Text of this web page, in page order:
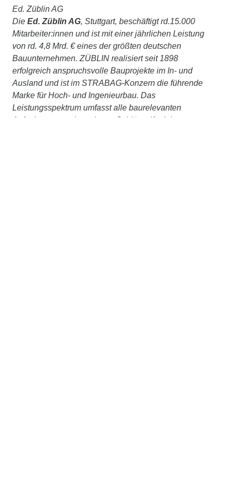
Ed. Züblin AG
Die Ed. Züblin AG, Stuttgart, beschäftigt rd.15.000
Mitarbeiter:innen und ist mit einer jährlichen Leistung
von rd. 4,8 Mrd. € eines der größten deutschen
Bauunternehmen. ZÜBLIN realisiert seit 1898
erfolgreich anspruchsvolle Bauprojekte im In- und
Ausland und ist im STRABAG-Konzern die führende
Marke für Hoch- und Ingenieurbau. Das
Leistungsspektrum umfasst alle baurelevanten
Aufgaben – vom komplexen Schlüsselfertigbau,